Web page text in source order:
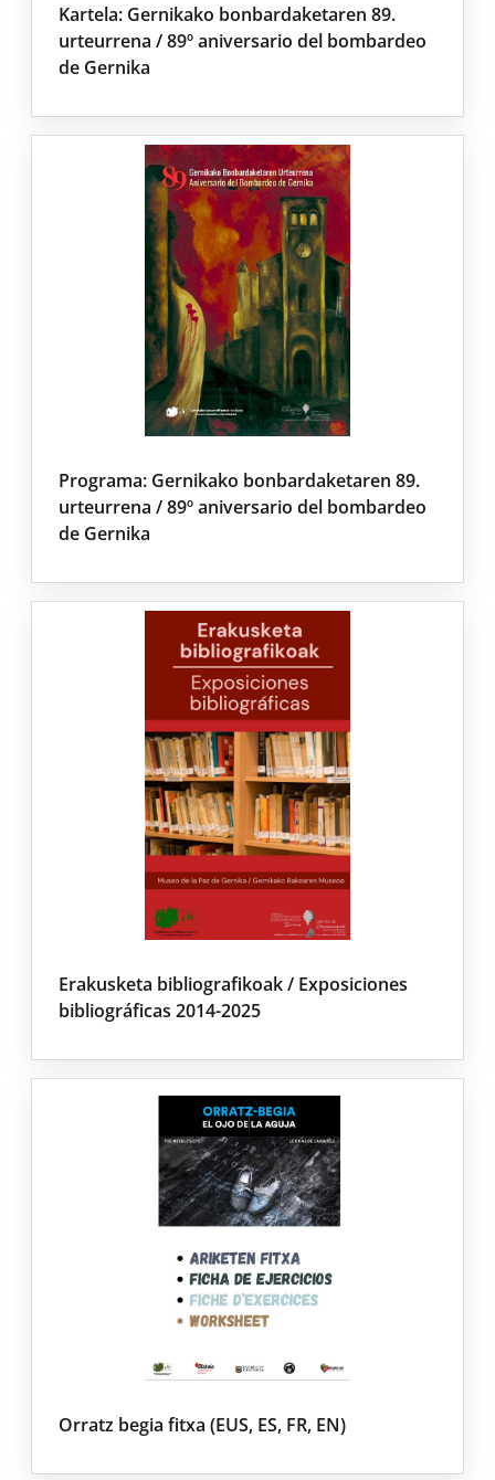
Kartela: Gernikako bonbardaketaren 89.
urteurrena / 89º aniversario del bombardeo
de Gernika
Programa: Gernikako bonbardaketaren 89.
urteurrena / 89º aniversario del bombardeo
de Gernika
Erakusketa bibliografikoak / Exposiciones
bibliográficas 2014-2025
Orratz begia fitxa (EUS, ES, FR, EN)